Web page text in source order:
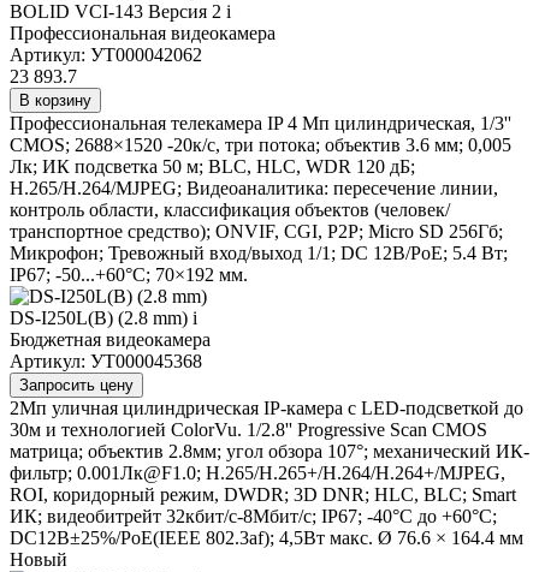
BOLID VCI-143 Версия 2 i
Профессиональная видеокамера
Артикул: УТ000042062
23 893.7
В корзину
Профессиональная телекамера IP 4 Мп цилиндрическая, 1/3''
CMOS; 2688×1520 -20к/с, три потока; объектив 3.6 мм; 0,005
Лк; ИК подсветка 50 м; BLC, HLC, WDR 120 дБ;
H.265/H.264/MJPEG; Видеоаналитика: пересечение линии,
контроль области, классификация объектов (человек/
транспортное средство); ONVIF, CGI, P2P; Micro SD 256Гб;
Микрофон; Тревожный вход/выход 1/1; DC 12В/PoE; 5.4 Вт;
IP67; -50...+60°C; 70×192 мм.
DS-I250L(B) (2.8 mm) i
Бюджетная видеокамера
Артикул: УТ000045368
Запросить цену
2Мп уличная цилиндрическая IP-камера с LED-подсветкой до
30м и технологией ColorVu. 1/2.8'' Progressive Scan CMOS
матрица; объектив 2.8мм; угол обзора 107°; механический ИК-
фильтр; 0.001Лк@F1.0; H.265/H.265+/H.264/H.264+/MJPEG,
ROI, коридорный режим, DWDR; 3D DNR; HLC, BLC; Smart
ИК; видеобитрейт 32кбит/с-8Мбит/с; IP67; -40°C до +60°C;
DC12В±25%/PoE(IEEE 802.3af); 4,5Вт макс. Ø 76.6 × 164.4 мм
Новый